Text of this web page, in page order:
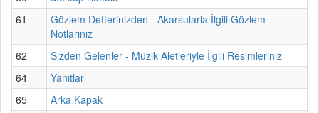
61
Gözlem Defterinizden - Akarsularla İlgili Gözlem
Notlarınız
62
Sizden Gelenler - Müzik Aletleriyle İlgili Resimleriniz
64
Yanıtlar
65
Arka Kapak